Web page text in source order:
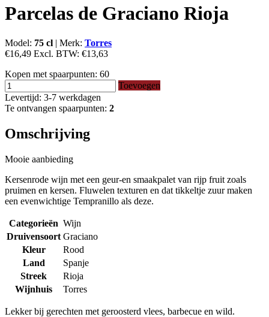
Parcelas de Graciano Rioja
Model: 75 cl | Merk: Torres
€16,49 Excl. BTW: €13,63
Kopen met spaarpunten: 60
Toevoegen
Levertijd: 3-7 werkdagen
Te ontvangen spaarpunten: 2
Omschrijving
Mooie aanbieding
Kersenrode wijn met een geur-en smaakpalet van rijp fruit zoals
pruimen en kersen. Fluwelen texturen en dat tikkeltje zuur maken
een evenwichtige Tempranillo als deze.
Categorieën Wijn
Druivensoort Graciano
Kleur
Rood
Land
Spanje
Streek
Rioja
Wijnhuis
Torres
Lekker bij gerechten met geroosterd vlees, barbecue en wild.